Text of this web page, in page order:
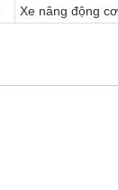
Xe nâng động